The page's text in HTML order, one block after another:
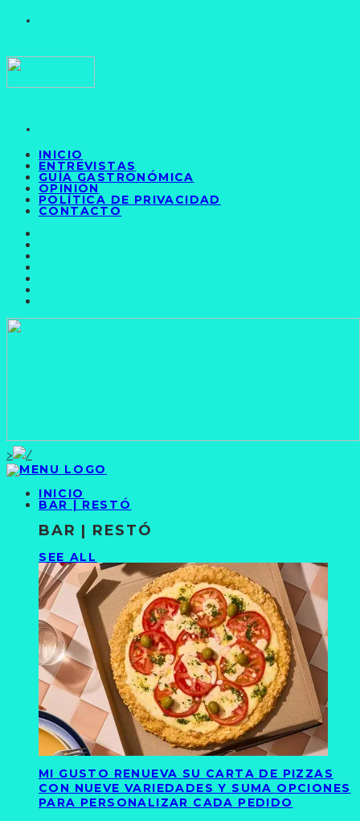
INICIO
ENTREVISTAS
GUÍA GASTRONÓMICA
OPINIÓN
POLÍTICA DE PRIVACIDAD
CONTACTO
>
INICIO
BAR | RESTÓ
BAR | RESTÓ
SEE ALL
MI GUSTO RENUEVA SU CARTA DE PIZZAS
CON NUEVE VARIEDADES Y SUMA OPCIONES
PARA PERSONALIZAR CADA PEDIDO